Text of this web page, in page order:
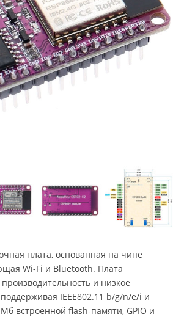
плата, основанная на чипе
Wi-Fi и Bluetooth. Плата
и низкое
IEEE802.11 b/g/n/e/i и
встроенной flash-памяти, GPIO и